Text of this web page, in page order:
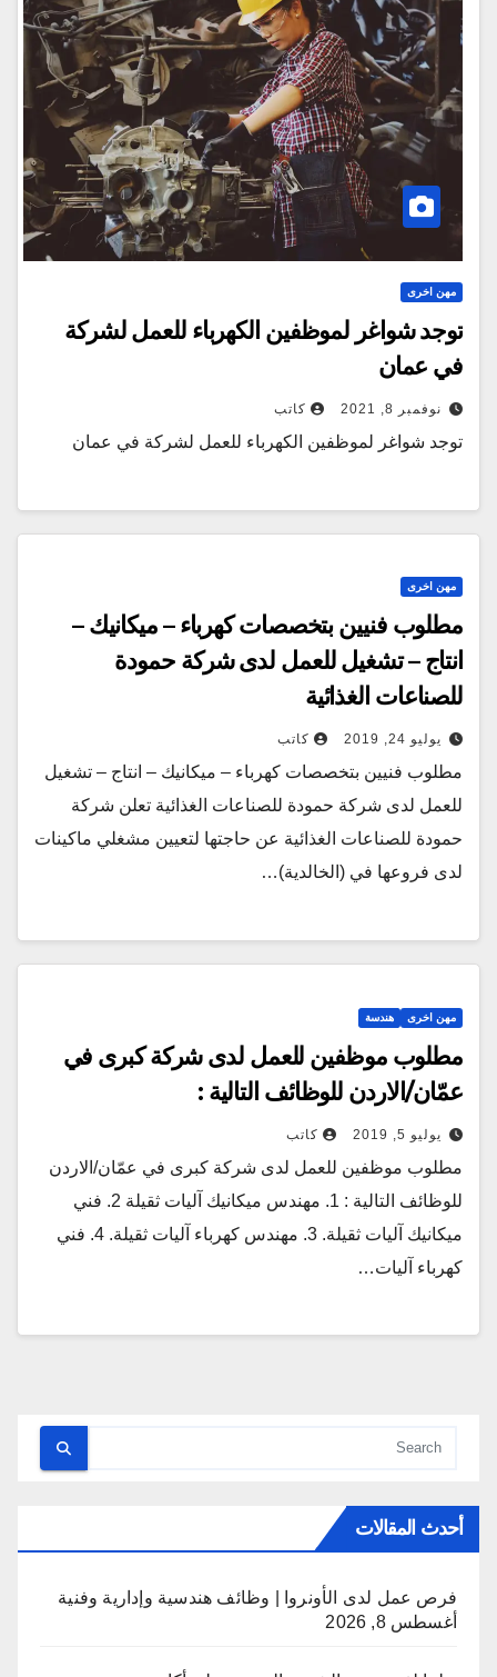
مهن اخرى
توجد شواغر لموظفين الكهرباء للعمل لشركة
في عمان
نوفمبر 8, 2021 كاتب
توجد شواغر لموظفين الكهرباء للعمل لشركة في عمان
مهن اخرى
مطلوب فنيين بتخصصات كهرباء – ميكانيك –
انتاج – تشغيل للعمل لدى شركة حمودة
للصناعات الغذائية
يوليو 24, 2019 كاتب
مطلوب فنيين بتخصصات كهرباء – ميكانيك – انتاج – تشغيل
للعمل لدى شركة حمودة للصناعات الغذائية تعلن شركة
حمودة للصناعات الغذائية عن حاجتها لتعيين مشغلي ماكينات
لدى فروعها في (الخالدية)…
مهن اخرى هندسة
مطلوب موظفين للعمل لدى شركة كبرى في
عمّان/الاردن للوظائف التالية :
يوليو 5, 2019 كاتب
مطلوب موظفين للعمل لدى شركة كبرى في عمّان/الاردن
للوظائف التالية : 1. مهندس ميكانيك آليات ثقيلة 2. فني
ميكانيك آليات ثقيلة. 3. مهندس كهرباء آليات ثقيلة. 4. فني
كهرباء آليات…
أحدث المقالات
فرص عمل لدى الأونروا | وظائف هندسية وإدارية وفنية
أغسطس 8, 2026